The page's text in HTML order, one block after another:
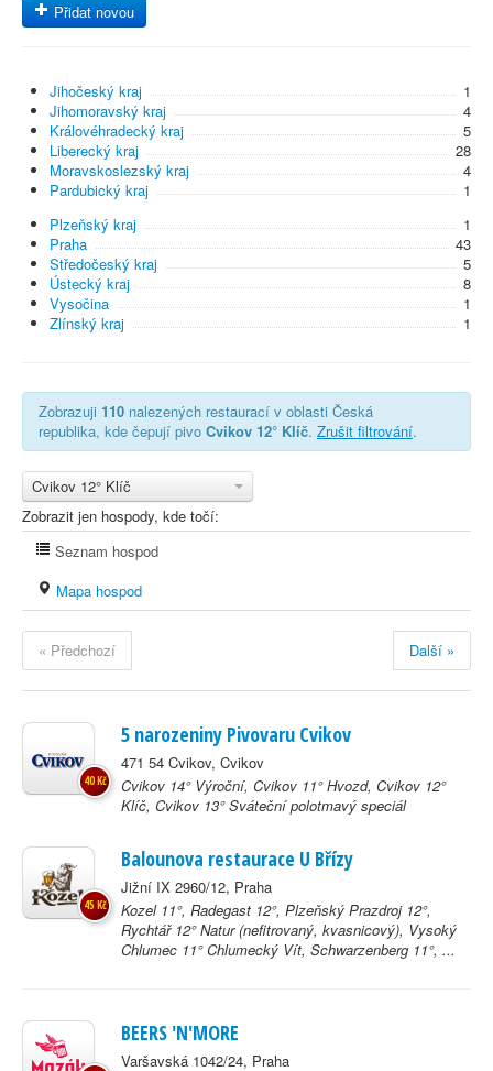
Přidat novou
Jihočeský kraj
1
Jihomoravský kraj
4
Královéhradecký kraj
5
Liberecký kraj
28
Moravskoslezský kraj
4
Pardubický kraj
1
Plzeňský kraj
1
Praha
43
Středočeský kraj
5
Ústecký kraj
8
Vysočina
1
Zlínský kraj
1
Zobrazuji 110 nalezených restaurací v oblasti Česká
republika, kde čepují pivo Cvikov 12° Klíč. Zrušit filtrování.
Cvikov 12° Klíč
Zobrazit jen hospody, kde točí:
Seznam hospod
Mapa hospod
« Předchozí Další »
5 narozeniny Pivovaru Cvikov
471 54 Cvikov, Cvikov
Cvikov 14° Výroční, Cvikov 11° Hvozd, Cvikov 12°
Klíč, Cvikov 13° Sváteční polotmavý speciál
40 Kč
Balounova restaurace U Břízy
Jižní IX 2960/12, Praha
Kozel 11°, Radegast 12°, Plzeňský Prazdroj 12°,
Rychtář 12° Natur (nefitrovaný, kvasnicový), Vysoký
Chlumec 11° Chlumecký Vít, Schwarzenberg 11°, ...
45 Kč
BEERS 'N'MORE
Varšavská 1042/24, Praha